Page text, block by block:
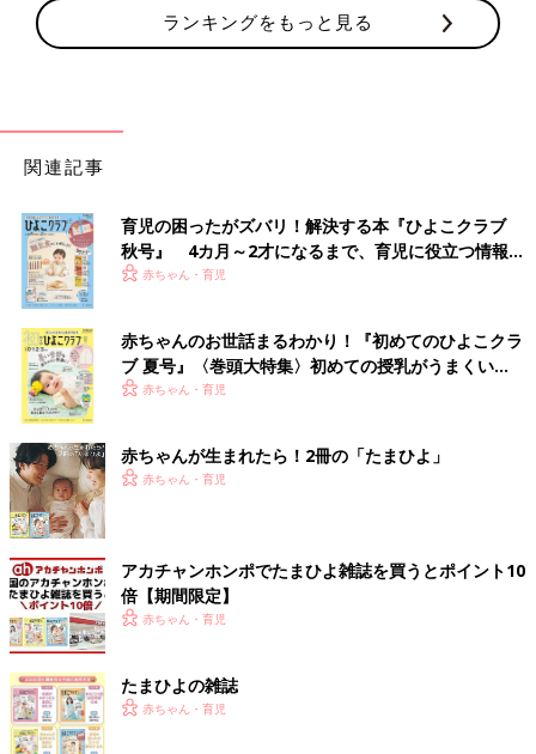
ランキングをもっと見る
関連記事
育児の困ったがズバリ！解決する本『ひよこクラブ
秋号』 4カ月～2才になるまで、育児に役立つ情報が
いっぱい！
赤ちゃん・育児
赤ちゃんのお世話まるわかり！『初めてのひよこクラ
ブ 夏号』〈巻頭大特集〉初めての授乳がうまくい
く！ おっぱい・ミルクの基本と夏のトラブル 解決テ
赤ちゃん・育児
赤ちゃんが生まれたら！2冊の「たまひよ」
赤ちゃん・育児
アカチャンホンポでたまひよ雑誌を買うとポイント10
倍【期間限定】
赤ちゃん・育児
たまひよの雑誌
赤ちゃん・育児